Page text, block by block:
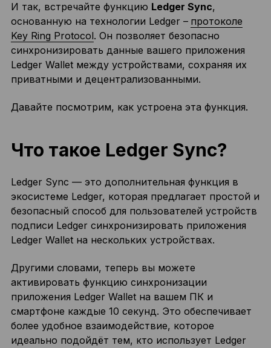
И так, встречайте функцию Ledger Sync,
основанную на технологии Ledger – протоколе
Key Ring Protocol. Он позволяет безопасно
синхронизировать данные вашего приложения
Ledger Wallet между устройствами, сохраняя их
приватными и децентрализованными.
Давайте посмотрим, как устроена эта функция.
Что такое Ledger Sync?
Ledger Sync — это дополнительная функция в
экосистеме Ledger, которая предлагает простой и
безопасный способ для пользователей устройств
подписи Ledger синхронизировать приложения
Ledger Wallet на нескольких устройствах.
Другими словами, теперь вы можете
активировать функцию синхронизации
приложения Ledger Wallet на вашем ПК и
смартфоне каждые 10 секунд. Это обеспечивает
более удобное взаимодействие, которое
идеально подойдёт тем, кто использует Ledger